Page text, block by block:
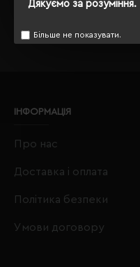
Дякуємо за розуміння.
Більше не показувати.
ІНФОРМАЦІЯ
Про нас
Доставка і оплата
Політика безпеки
Умови договору